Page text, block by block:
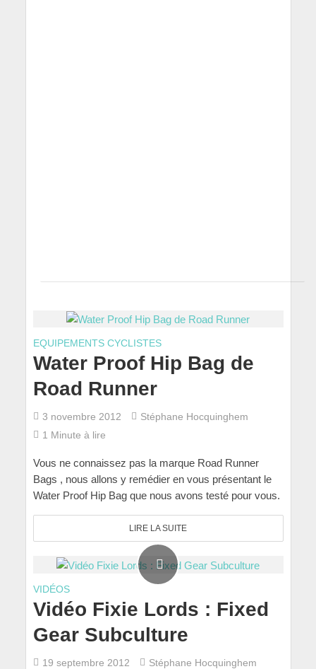
EQUIPEMENTS CYCLISTES
Water Proof Hip Bag de
Road Runner
3 novembre 2012
Stéphane Hocquinghem
1 Minute à lire
Vous ne connaissez pas la marque Road Runner
Bags , nous allons y remédier en vous présentant le
Water Proof Hip Bag que nous avons testé pour vous.
LIRE LA SUITE
VIDÉOS
Vidéo Fixie Lords : Fixed
Gear Subculture
19 septembre 2012
Stéphane Hocquinghem